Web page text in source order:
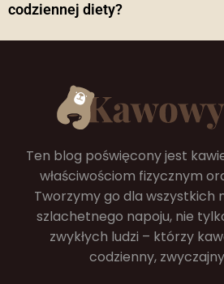
codziennej diety?
Ten blog poświęcony jest
właściwościom fizycznym
Tworzymy go dla wszystkich
szlachetnego napoju, nie
zwykłych ludzi – którzy
codzienny,